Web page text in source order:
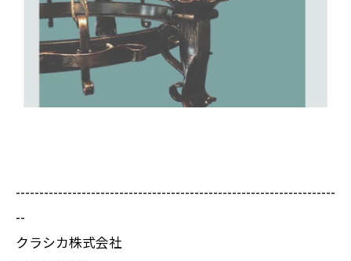
--------------------------------------------------------------------
--
クラシカ株式会社